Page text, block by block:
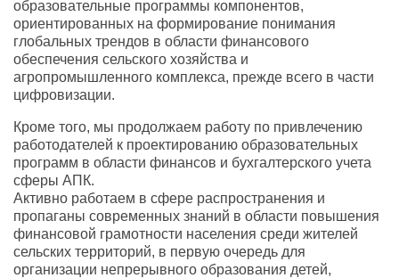
образовательные программы компонентов,
ориентированных на формирование понимания
глобальных трендов в области финансового
обеспечения сельского хозяйства и
агропромышленного комплекса, прежде всего в части
цифровизации.
Кроме того, мы продолжаем работу по привлечению
работодателей к проектированию образовательных
программ в области финансов и бухгалтерского учета
сферы АПК.
Активно работаем в сфере распространения и
пропаганы современных знаний в области повышения
финансовой грамотности населения среди жителей
сельских территорий, в первую очередь для
организации непрерывного образования детей,